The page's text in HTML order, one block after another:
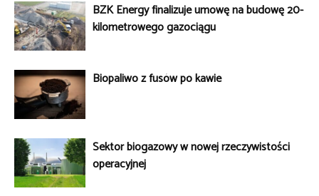
BZK Energy finalizuje umowę na budowę 20-
kilometrowego gazociągu
Biopaliwo z fusów po kawie
Sektor biogazowy w nowej rzeczywistości
operacyjnej